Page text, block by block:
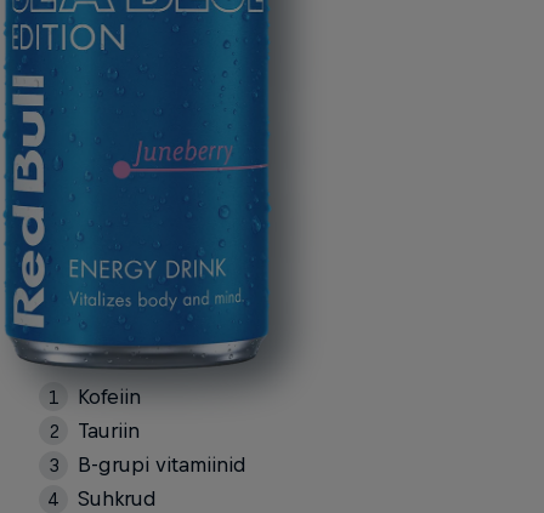
Kofeiin
Tauriin
B-grupi vitamiinid
Suhkrud